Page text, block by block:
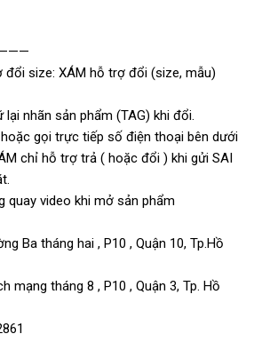
đổi size: XÁM hỗ trợ đổi (size, mẫu)
lại nhãn sản phẩm (TAG) khi đổi.
gọi trực tiếp số điện thoại bên dưới
chỉ hỗ trợ trả ( hoặc đổi ) khi gửi SAI
quay video khi mở sản phẩm
Ba tháng hai , P10 , Quận 10, Tp.Hồ
mạng tháng 8 , P10 , Quận 3, Tp. Hồ